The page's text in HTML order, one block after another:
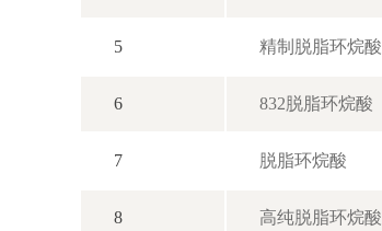
5 精制脱脂环烷酸
6 832脱脂环烷酸
7 脱脂环烷酸
8 高纯脱脂环烷酸